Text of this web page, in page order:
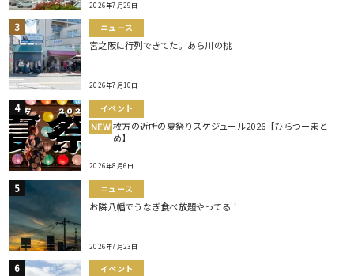
2026年7月29日
ニュース
宮之阪に行列できてた。あら川の桃
2026年7月10日
イベント
NEW 枚方の近所の夏祭りスケジュール2026【ひらつーまと
め】
2026年8月6日
ニュース
お隣八幡でうなぎ食べ放題やってる！
2026年7月23日
イベント